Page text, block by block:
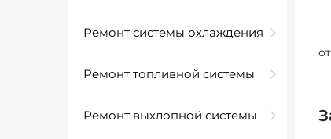
Ремонт системы охлаждения
Ремонт топливной системы
Ремонт выхлопной системы